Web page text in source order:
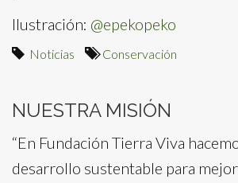
Ilustración: @epekopeko
Noticias Conservación
NUESTRA MISIÓN
“En Fundación Tierra Viva
desarrollo sustentable para